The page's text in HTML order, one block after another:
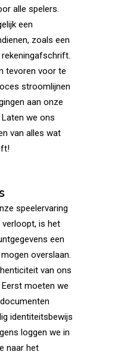
alle spelers.
een
zoals een
tevoren voor te
stroomlijnen
aan onze
we ons
van alles wat
speelervaring
verloopt, is het
een
overslaan.
van ons
moeten we
identiteitsbewijs
loggen we in
naar het